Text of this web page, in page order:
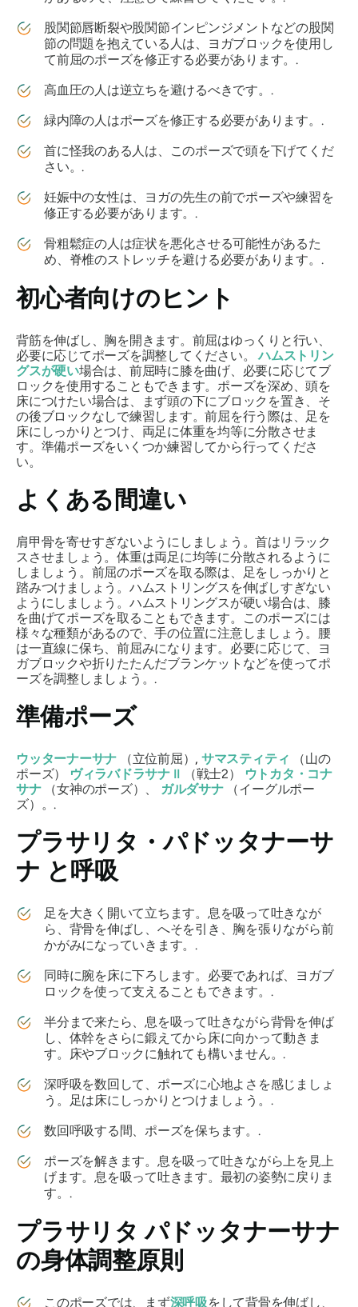
股関節唇断裂や股関節インピンジメントなどの股関
節の問題を抱えている人は、ヨガブロックを使用し
て前屈のポーズを修正する必要があります。.
高血圧の人は逆立ちを避けるべきです。.
緑内障の人はポーズを修正する必要があります。.
首に怪我のある人は、このポーズで頭を下げてくだ
さい。.
妊娠中の女性は、ヨガの先生の前でポーズや練習を
修正する必要があります。.
骨粗鬆症の人は症状を悪化させる可能性があるた
め、脊椎のストレッチを避ける必要があります。.
初心者向けのヒント
背筋を伸ばし、胸を開きます。前屈はゆっくりと行い、
必要に応じてポーズを調整してください。ハムストリン
グスが硬い場合は、前屈時に膝を曲げ、必要に応じてブ
ロックを使用することもできます。ポーズを深め、頭を
床につけたい場合は、まず頭の下にブロックを置き、そ
の後ブロックなしで練習します。前屈を行う際は、足を
床にしっかりとつけ、両足に体重を均等に分散させま
す。準備ポーズをいくつか練習してから行ってくださ
い。
よくある間違い
肩甲骨を寄せすぎないようにしましょう。首はリラック
スさせましょう。体重は両足に均等に分散されるように
しましょう。前屈のポーズを取る際は、足をしっかりと
踏みつけましょう。ハムストリングスを伸ばしすぎない
ようにしましょう。ハムストリングスが硬い場合は、膝
を曲げてポーズを取ることもできます。このポーズには
様々な種類があるので、手の位置に注意しましょう。腰
は一直線に保ち、前屈みになります。必要に応じて、ヨ
ガブロックや折りたたんだブランケットなどを使ってポ
ーズを調整しましょう。.
準備ポーズ
ウッターナーサナ （立位前屈） , サマスティティ （山の
ポーズ）
ヴィラバドラサナII （戦士2）
ウトカタ・コナ
サナ（女神のポーズ）、 ガルダサナ（イーグルポー
ズ）。.
プラサリタ・パドッタナーサ
ナ と呼吸
足を大きく開いて立ちます。息を吸って吐きなが
ら、背骨を伸ばし、へそを引き、胸を張りながら前
かがみになっていきます。.
同時に腕を床に下ろします。必要であれば、ヨガブ
ロックを使って支えることもできます。.
半分まで来たら、息を吸って吐きながら背骨を伸ば
し、体幹をさらに鍛えてから床に向かって動きま
す。床やブロックに触れても構いません。.
深呼吸を数回して、ポーズに心地よさを感じましょ
う。足は床にしっかりとつけましょう。.
数回呼吸する間、ポーズを保ちます。.
ポーズを解きます。息を吸って吐きながら上を見上
げます。息を吸って吐きます。最初の姿勢に戻りま
す。.
プラサリタ パドッタナーサナ
の身体調整原則
このポーズでは、まず深呼吸をして背骨を伸ばし、